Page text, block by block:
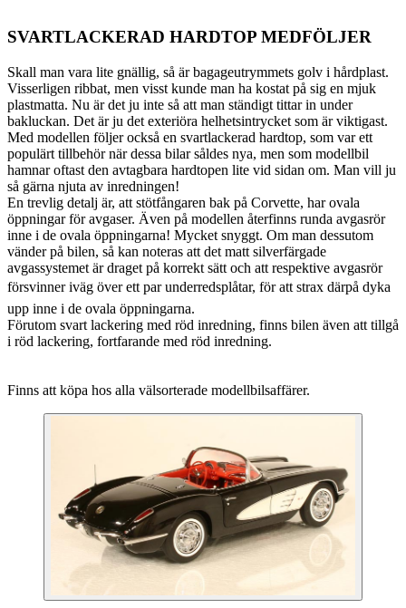
SVARTLACKERAD HARDTOP MEDFÖLJER
Skall man vara lite gnällig, så är bagageutrymmets golv i hårdplast.
Visserligen ribbat, men visst kunde man ha kostat på sig en mjuk
plastmatta. Nu är det ju inte så att man ständigt tittar in under
bakluckan. Det är ju det exteriöra helhetsintrycket som är viktigast.
Med modellen följer också en svartlackerad hardtop, som var ett
populärt tillbehör när dessa bilar såldes nya, men som modellbil
hamnar oftast den avtagbara hardtopen lite vid sidan om. Man vill ju
så gärna njuta av inredningen!
En trevlig detalj är, att stötfångaren bak på Corvette, har ovala
öppningar för avgaser. Även på modellen återfinns runda avgasrör
inne i de ovala öppningarna! Mycket snyggt. Om man dessutom
vänder på bilen, så kan noteras att det matt silverfärgade
avgassystemet är draget på korrekt sätt och att respektive avgasrör
försvinner iväg över ett par underredsplåtar, för att strax därpå dyka
upp inne i de ovala öppningarna.
Förutom svart lackering med röd inredning, finns bilen även att tillgå
i röd lackering, fortfarande med röd inredning.
Finns att köpa hos alla välsorterade modellbilsaffärer.